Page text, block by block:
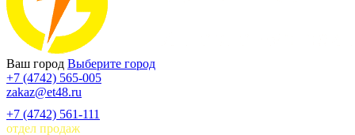
Ваш город Выберите город
+7 (4742) 565-005
zakaz@et48.ru
+7 (4742) 561-111
отдел продаж